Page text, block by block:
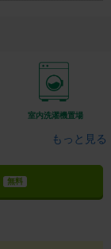
室内洗濯機置場
もっと見る
無料